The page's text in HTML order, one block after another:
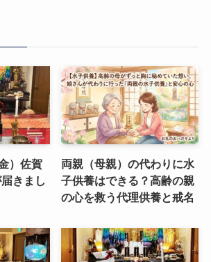
）佐賀
きまし
両親（母親）の代わりに水
子供養はできる？高齢の親
の心を救う代理供養と戒名